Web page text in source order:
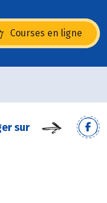
Courses en ligne
sur